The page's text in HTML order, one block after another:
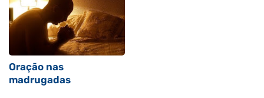
Oração nas
madrugadas